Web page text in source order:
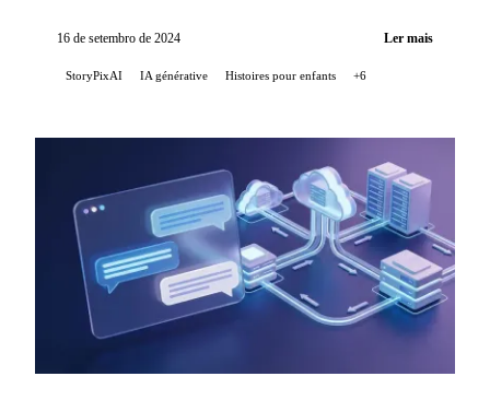
16 de setembro de 2024 Ler mais
StoryPixAI IA générative Histoires pour enfants +6